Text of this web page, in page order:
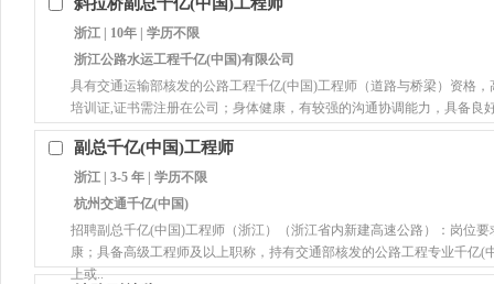
浙江 | 10年 | 学历不限
浙江公路水运工程千亿(中国)有限公司
具有交通运输部核发的公路工程千亿(中国)工程师（道路与桥梁）资格
培训证,证书需注册在公司；身体健康，有较强的沟通协调能力，具备良
副总千亿(中国)工程师
浙江 | 3-5 年 | 学历不限
杭州交通千亿(中国)
招聘副总千亿(中国)工程师（浙江）（浙江省内新建高速公路）：岗位
康；具备高级工程师及以上职称，持有交通部核发的公路工程专业千亿(
上或..